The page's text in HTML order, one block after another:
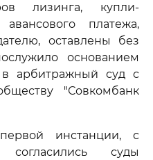
лизинга, купли-
платежа,
оставлены без
основанием
арбитражный суд с
"Совкомбанк
инстанции, с
суды